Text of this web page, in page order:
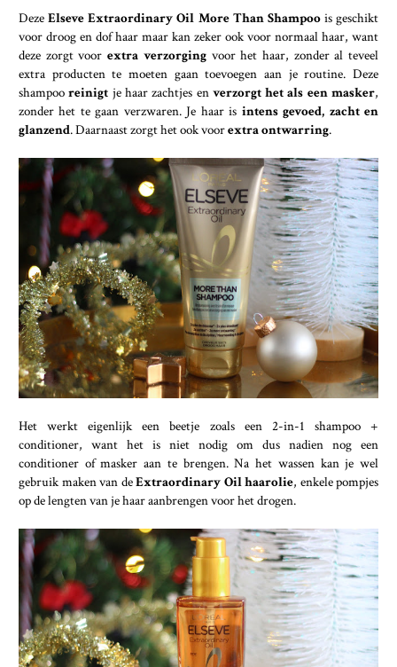
DezeElseve Extraordinary Oil More Than Shampoois geschikt
voor droog en dof haar maar kan zeker ook voor normaal haar, want
deze zorgt voorextra verzorgingvoor het haar, zonder al teveel
extra producten te moeten gaan toevoegen aan je routine. Deze
shampooreinigt je haar zachtjes en verzorgt het als een masker,
zonder het te gaan verzwaren. Je haar is intens gevoed, zacht en
glanzend. Daarnaast zorgt het ook voorextra ontwarring.
Het werkt eigenlijk een beetje zoals een 2-in-1 shampoo +
conditioner, want het is niet nodig om dus nadien nog een
conditioner of masker aan te brengen. Na het wassen kan je wel
gebruik maken van deExtraordinary Oil haarolie, enkele pompjes
op de lengten van je haar aanbrengen voor het drogen.